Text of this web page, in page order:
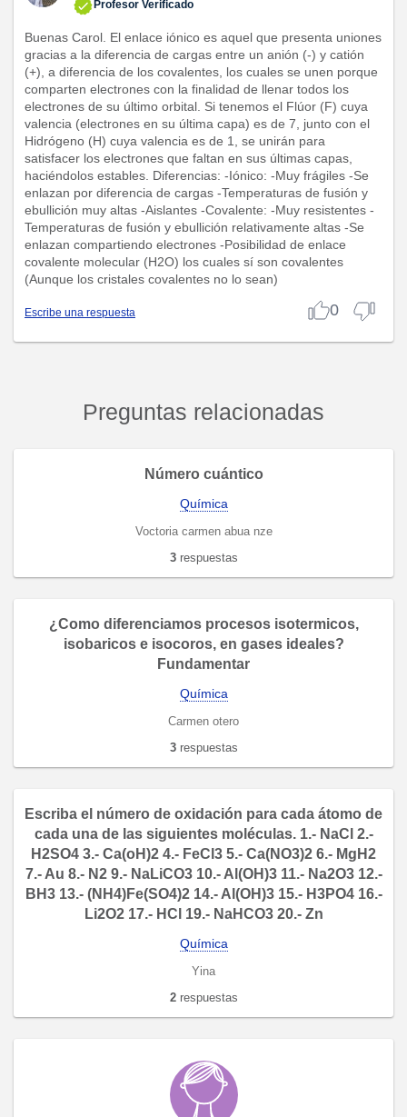
Profesor Verificado
Buenas Carol. El enlace iónico es aquel que presenta uniones
gracias a la diferencia de cargas entre un anión (-) y catión
(+), a diferencia de los covalentes, los cuales se unen porque
comparten electrones con la finalidad de llenar todos los
electrones de su último orbital. Si tenemos el Flúor (F) cuya
valencia (electrones en su última capa) es de 7, junto con el
Hidrógeno (H) cuya valencia es de 1, se unirán para
satisfacer los electrones que faltan en sus últimas capas,
haciéndolos estables. Diferencias: -Iónico: -Muy frágiles -Se
enlazan por diferencia de cargas -Temperaturas de fusión y
ebullición muy altas -Aislantes -Covalente: -Muy resistentes -
Temperaturas de fusión y ebullición relativamente altas -Se
enlazan compartiendo electrones -Posibilidad de enlace
covalente molecular (H2O) los cuales sí son covalentes
(Aunque los cristales covalentes no lo sean)
Escribe una respuesta 0
Preguntas relacionadas
Número cuántico
Química
Voctoria carmen abua nze
3respuestas
¿Como diferenciamos procesos isotermicos,
isobaricos e isocoros, en gases ideales?
Fundamentar
Química
Carmen otero
3respuestas
Escriba el número de oxidación para cada átomo de
cada una de las siguientes moléculas. 1.- NaCl 2.-
H2SO4 3.- Ca(oH)2 4.- FeCl3 5.- Ca(NO3)2 6.- MgH2
7.- Au 8.- N2 9.- NaLiCO3 10.- Al(OH)3 11.- Na2O3 12.-
BH3 13.- (NH4)Fe(SO4)2 14.- Al(OH)3 15.- H3PO4 16.-
Li2O2 17.- HCl 19.- NaHCO3 20.- Zn
Química
Yina
2respuestas